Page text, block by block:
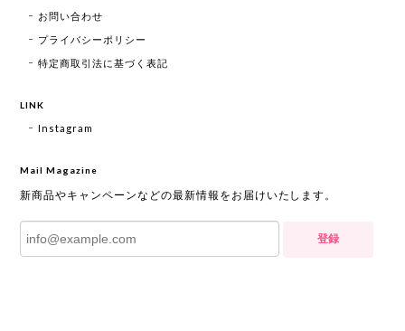
お問い合わせ
プライバシーポリシー
特定商取引法に基づく表記
LINK
Instagram
Mail Magazine
新商品やキャンペーンなどの最新情報をお届けいたします。
登録